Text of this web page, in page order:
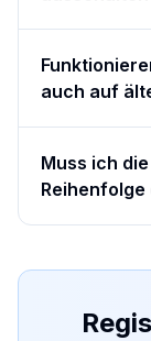
auch auf
Muss ich